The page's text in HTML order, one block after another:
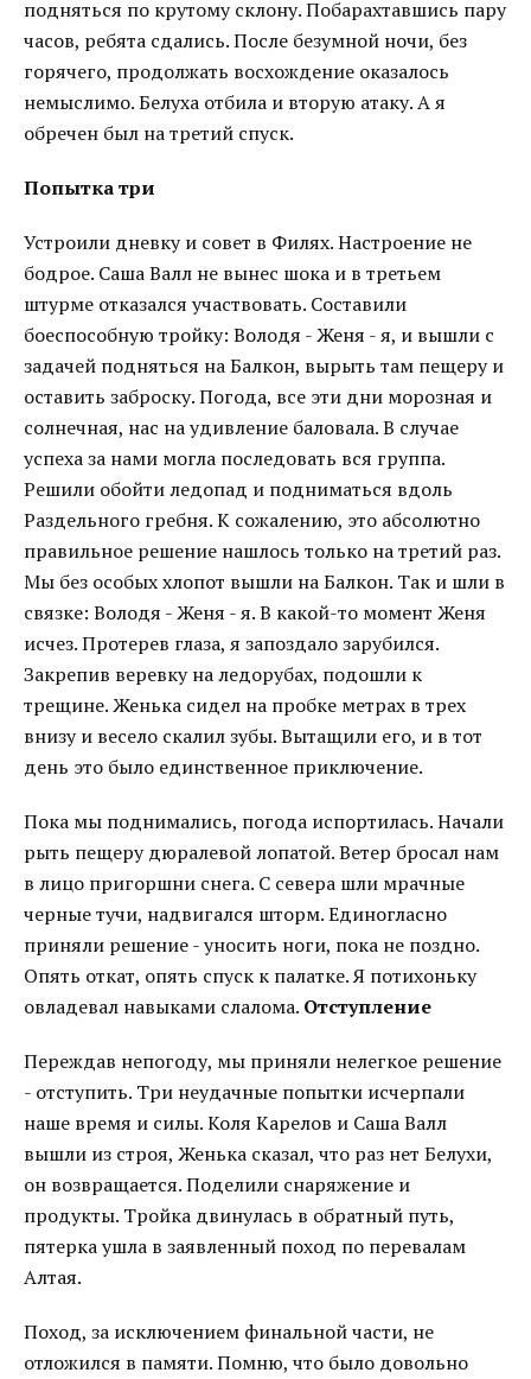
подняться по крутому склону. Побарахтавшись пару
часов, ребята сдались. После безумной ночи, без
горячего, продолжать восхождение оказалось
немыслимо. Белуха отбила и вторую атаку. А я
обречен был на третий спуск.
Попытка три
Устроили дневку и совет в Филях. Настроение не
бодрое. Саша Валл не вынес шока и в третьем
штурме отказался участвовать. Составили
боеспособную тройку: Володя - Женя - я, и вышли с
задачей подняться на Балкон, вырыть там пещеру и
оставить заброску. Погода, все эти дни морозная и
солнечная, нас на удивление баловала. В случае
успеха за нами могла последовать вся группа.
Решили обойти ледопад и подниматься вдоль
Раздельного гребня. К сожалению, это абсолютно
правильное решение нашлось только на третий раз.
Мы без особых хлопот вышли на Балкон. Так и шли в
связке: Володя - Женя - я. В какой-то момент Женя
исчез. Протерев глаза, я запоздало зарубился.
Закрепив веревку на ледорубах, подошли к
трещине. Женька сидел на пробке метрах в трех
внизу и весело скалил зубы. Вытащили его, и в тот
день это было единственное приключение.
Пока мы поднимались, погода испортилась. Начали
рыть пещеру дюралевой лопатой. Ветер бросал нам
в лицо пригоршни снега. С севера шли мрачные
черные тучи, надвигался шторм. Единогласно
приняли решение - уносить ноги, пока не поздно.
Опять откат, опять спуск к палатке. Я потихоньку
овладевал навыками слалома. Отступление
Переждав непогоду, мы приняли нелегкое решение
- отступить. Три неудачные попытки исчерпали
наше время и силы. Коля Карелов и Саша Валл
вышли из строя, Женька сказал, что раз нет Белухи,
он возвращается. Поделили снаряжение и
продукты. Тройка двинулась в обратный путь,
пятерка ушла в заявленный поход по перевалам
Алтая.
Поход, за исключением финальной части, не
отложился в памяти. Помню, что было довольно